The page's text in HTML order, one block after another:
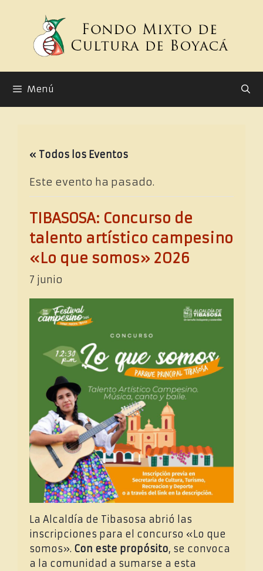
contenido
Menú
« Todos los Eventos
Este evento ha pasado.
TIBASOSA: Concurso de
talento artístico campesino
«Lo que somos» 2026
7 junio
La Alcaldía de Tibasosa abrió las
inscripciones para el concurso «Lo que
somos». Con este propósito, se convoca
a la comunidad a sumarse a esta